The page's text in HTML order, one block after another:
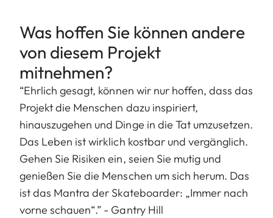
Was hoffen Sie können andere
von diesem Projekt
mitnehmen?
“Ehrlich gesagt, können wir nur hoffen, dass das
Projekt die Menschen dazu inspiriert,
hinauszugehen und Dinge in die Tat umzusetzen.
Das Leben ist wirklich kostbar und vergänglich.
Gehen Sie Risiken ein, seien Sie mutig und
genießen Sie die Menschen um sich herum. Das
ist das Mantra der Skateboarder: „Immer nach
vorne schauen“.” - Gantry Hill